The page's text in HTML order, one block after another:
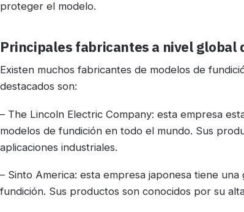
proteger el modelo.
Principales fabricantes a nivel global
Existen muchos fabricantes de modelos de
destacados son:
– The Lincoln Electric Company: esta empresa
modelos de fundición en todo el mundo. Sus
aplicaciones industriales.
– Sinto America: esta empresa japonesa tiene
fundición. Sus productos son conocidos por su